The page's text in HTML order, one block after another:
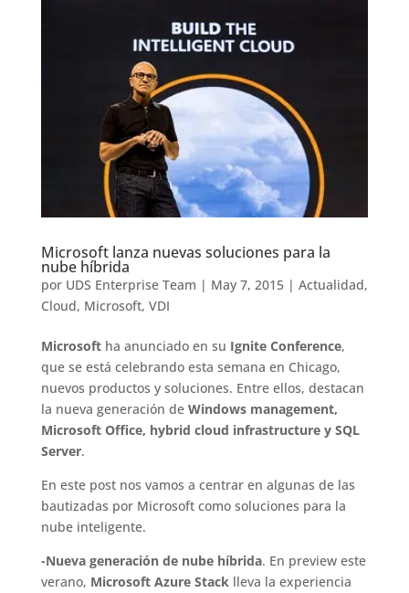
Microsoft lanza nuevas soluciones para la
nube híbrida
por UDS Enterprise Team | May 7, 2015| Actualidad,
Cloud, Microsoft, VDI
Microsoftha anunciado en su Ignite Conference,
que se está celebrando esta semana en Chicago,
nuevos productos y soluciones. Entre ellos, destacan
la nueva generación de Windows management,
Microsoft Office, hybrid cloud infrastructure y SQL
Server.
En este post nos vamos a centrar en algunas de las
bautizadas por Microsoft como soluciones para la
nube inteligente.
-Nueva generación de nube híbrida. En preview este
verano, Microsoft Azure Stacklleva la experiencia